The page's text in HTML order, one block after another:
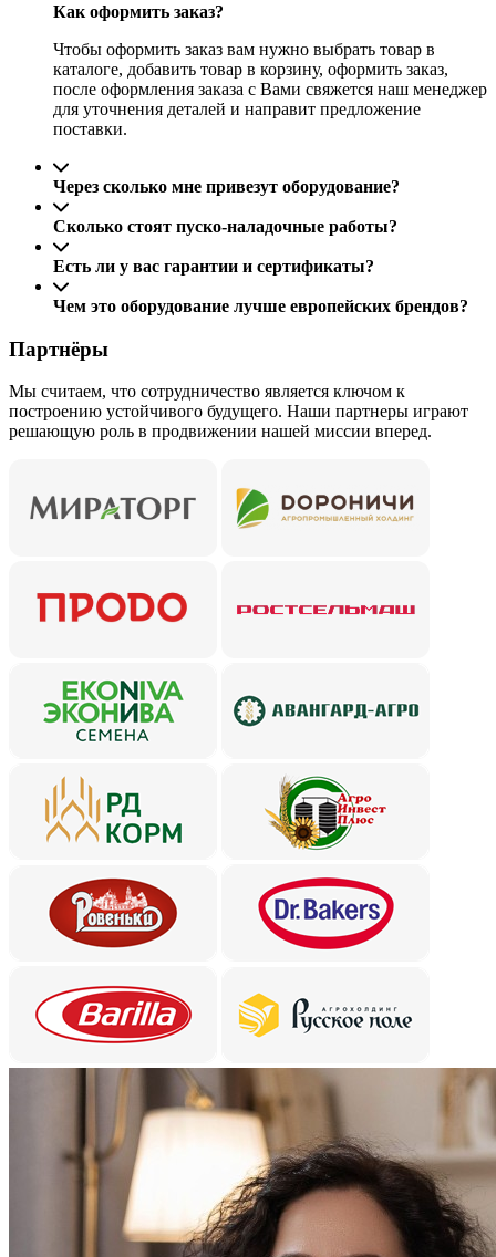
Как оформить заказ?
Чтобы оформить заказ вам нужно выбрать товар в
каталоге, добавить товар в корзину, оформить заказ,
после оформления заказа с Вами свяжется наш менеджер
для уточнения деталей и направит предложение
поставки.
Через сколько мне привезут оборудование?
Сколько стоят пуско-наладочные работы?
Есть ли у вас гарантии и сертификаты?
Чем это оборудование лучше европейских брендов?
Партнёры
Мы считаем, что сотрудничество является ключом к
построению устойчивого будущего. Наши партнеры играют
решающую роль в продвижении нашей миссии вперед.